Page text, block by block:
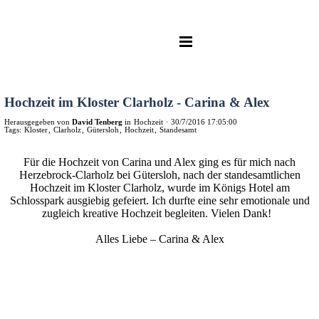
Hochzeit im Kloster Clarholz - Carina & Alex
Herausgegeben von David Tenberg in Hochzeit · 30/7/2016 17:05:00
Tags: Kloster Clarholz Gütersloh Hochzeit Standesamt
Für die Hochzeit von Carina und Alex ging es für mich nach
Herzebrock-Clarholz bei Gütersloh, nach der standesamtlichen
Hochzeit im Kloster Clarholz, wurde im Königs Hotel am
Schlosspark ausgiebig gefeiert. Ich durfte eine sehr emotionale und
zugleich kreative Hochzeit begleiten. Vielen Dank!
Alles Liebe – Carina & Alex